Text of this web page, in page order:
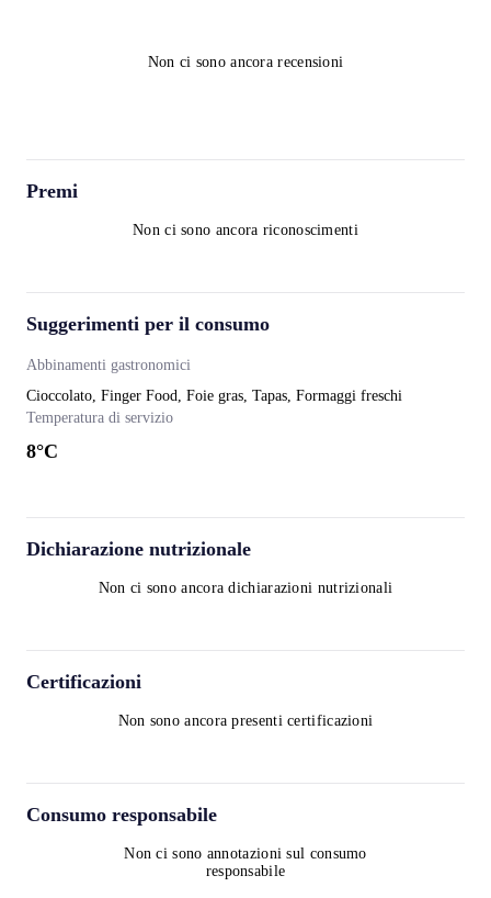
Non ci sono ancora recensioni
Premi
Non ci sono ancora riconoscimenti
Suggerimenti per il consumo
Abbinamenti gastronomici
Cioccolato, Finger Food, Foie gras, Tapas, Formaggi freschi
Temperatura di servizio
8°C
Dichiarazione nutrizionale
Non ci sono ancora dichiarazioni nutrizionali
Certificazioni
Non sono ancora presenti certificazioni
Consumo responsabile
Non ci sono annotazioni sul consumo
responsabile